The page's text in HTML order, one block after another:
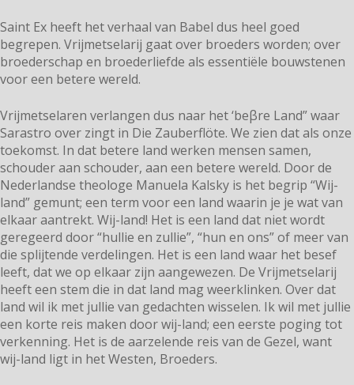
Saint Ex heeft het verhaal van Babel dus heel goed
begrepen. Vrijmetselarij gaat over broeders worden; over
broederschap en broederliefde als essentiële bouwstenen
voor een betere wereld.
Vrijmetselaren verlangen dus naar het ‘beβre Land” waar
Sarastro over zingt in Die Zauberflöte. We zien dat als onze
toekomst. In dat betere land werken mensen samen,
schouder aan schouder, aan een betere wereld. Door de
Nederlandse theologe Manuela Kalsky is het begrip “Wij-
land” gemunt; een term voor een land waarin je je wat van
elkaar aantrekt. Wij-land! Het is een land dat niet wordt
geregeerd door “hullie en zullie”, “hun en ons” of meer van
die splijtende verdelingen. Het is een land waar het besef
leeft, dat we op elkaar zijn aangewezen. De Vrijmetselarij
heeft een stem die in dat land mag weerklinken. Over dat
land wil ik met jullie van gedachten wisselen. Ik wil met jullie
een korte reis maken door wij-land; een eerste poging tot
verkenning. Het is de aarzelende reis van de Gezel, want
wij-land ligt in het Westen, Broeders.